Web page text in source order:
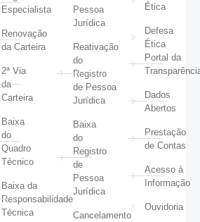
Especialista
Renovação
da Carteira
2ª Via
da
Carteira
Baixa
do
Quadro
Técnico
Baixa da
Responsabilidade
Técnica
Pessoa
Jurídica
Reativação
do
Registro
de Pessoa
Jurídica
Baixa
do
Registro
de
Pessoa
Jurídica
Cancelamento
Ética
Defesa
Ética
Portal da
Dados
Abertos
Prestação
de Contas
Acesso à
Informação
Ouvidoria